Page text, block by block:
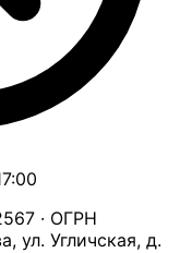
· ОГРН
ул. Угличская, д.